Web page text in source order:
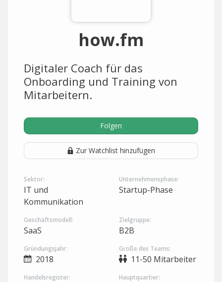
how.fm
Digitaler Coach für das
Onboarding und Training von
Mitarbeitern.
Folgen
Zur Watchlist hinzufügen
Sektor:
IT und
Kommunikation
Unternehmensphase:
Startup-Phase
Geschäftsmodell:
SaaS
Zielgruppe:
B2B
Gründungsjahr:
2018
Größe des Teams:
11-50 Mitarbeiter
Handelsregister: Hauptquartier: